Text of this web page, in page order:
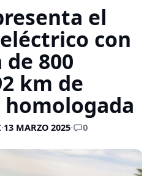
el
con
800
km de
·13 MARZO 2025· 0